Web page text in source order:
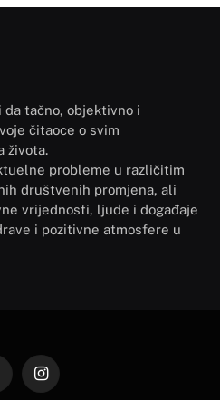
da tačno, objektivno i
čitaoce o svim
života.
probleme u različitim
društvenih promjena, ali
vrijednosti, ljude i događaje
i pozitivne atmosfere u
Instagram